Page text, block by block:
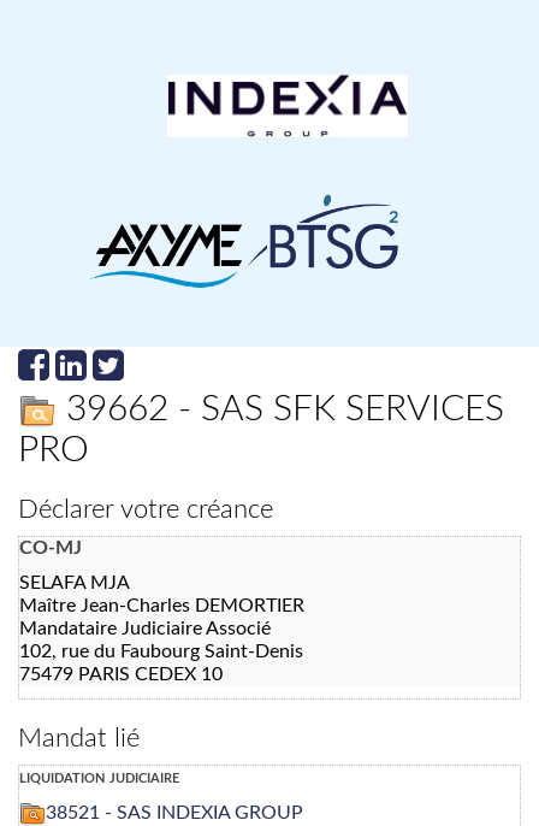
39662 - SAS SFK SERVICES
PRO
Déclarer votre créance
CO-MJ
SELAFA MJA
Maître Jean-Charles DEMORTIER
Mandataire Judiciaire Associé
102, rue du Faubourg Saint-Denis
75479 PARIS CEDEX 10
Mandat lié
liquidation judiciaire
38521 - SAS INDEXIA GROUP